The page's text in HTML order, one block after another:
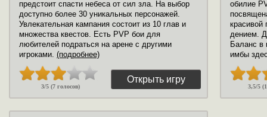
предстоит спасти небеса от сил зла. На выбор
доступно более 30 уникальных персонажей.
Увлекательная кампания состоит из 10 глав и
множества квестов. Есть PVP бои для
любителей подраться на арене с другими
игроками. (подробнее)
3/5 (7 голосов)
Открыть игру
обилие
красивой
дением.
Баланс в
имбы
3,5/5